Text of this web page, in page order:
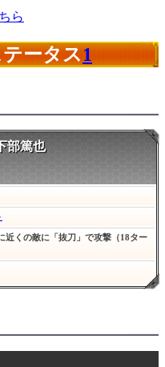
ら
ータス1
部篤也
近くの敵に「抜刀」で攻撃（18ター